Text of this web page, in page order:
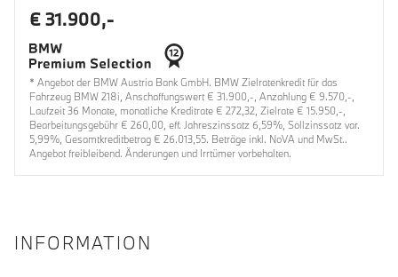
€ 31.900,-
* Angebot der BMW Austria Bank GmbH. BMW Zielratenkredit für das
Fahrzeug BMW 218i, Anschaffungswert € 31.900,-, Anzahlung € 9.570,-,
Laufzeit 36 Monate, monatliche Kreditrate € 272,32, Zielrate € 15.950,-,
Bearbeitungsgebühr € 260,00, eff. Jahreszinssatz 6,59%, Sollzinssatz var.
5,99%, Gesamtkreditbetrag € 26.013,55. Beträge inkl. NoVA und MwSt..
Angebot freibleibend. Änderungen und Irrtümer vorbehalten.
INFORMATION